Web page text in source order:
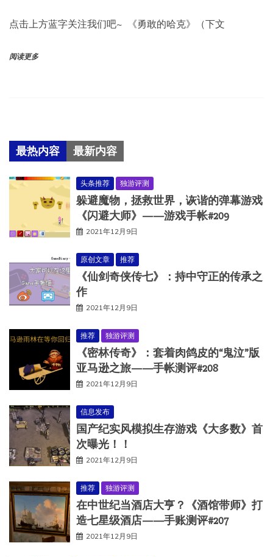
点击上方蓝字关注我们吧~ ​ 《勇敢的哈克》（下文
阅读更多
最热内容 最新内容
头条推荐 独游评测
躲避魔物，拯救世界，诙谐的弹幕游戏
《闪避大师》——游戏手帐#209
2021年12月9日
原创文章 推荐
《仙剑奇侠传七》：持中守正的传承之
作
2021年12月9日
推荐 独游评测
《密林传奇》：套着肉鸽皮的“鬼泣”版
亚马逊之旅——手帐测评#208
2021年12月9日
信息发布
国产纪实风模拟生存游戏《大多数》首
次曝光！！
2021年12月9日
推荐 独游评测
在中世纪当酒店大亨？《酒馆带师》打
造七星级酒店——手账测评#207
2021年12月9日